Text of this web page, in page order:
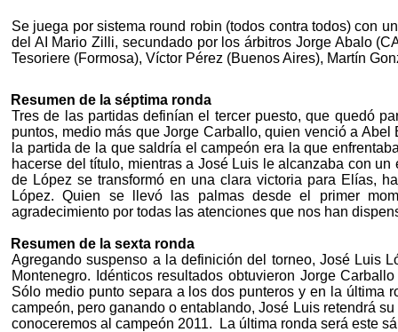
Se juega por sistema round robin (todos contra todos) con
del AI Mario Zilli, secundado por los árbitros Jorge Abalo
Tesoriere (Formosa), Víctor Pérez (Buenos Aires), Martín
Resumen de la séptima ronda
Tres de las partidas definían el tercer puesto, que quedó
puntos, medio más que Jorge Carballo, quien venció a
la partida de la que saldría el campeón era la que
hacerse del título, mientras a José Luis le alcanzaba con
de López se transformó en una clara victoria para Elías,
López. Quien se llevó las palmas desde el primer
agradecimiento por todas las atenciones que nos han
Resumen de la sexta ronda
Agregando suspenso a la definición del torneo, José Luis
Montenegro. Idénticos resultados obtuvieron Jorge
Sólo medio punto separa a los dos punteros y en la última
campeón, pero ganando o entablando, José Luis retendrá
conoceremos al campeón 2011. La última ronda será este